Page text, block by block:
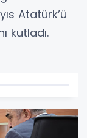
Atatürk’ü
kutladı.